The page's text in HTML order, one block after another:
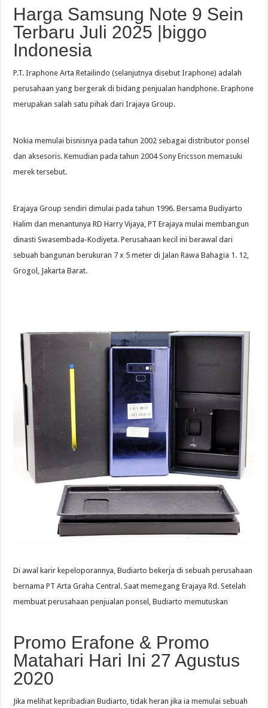
Harga Samsung Note 9 Sein
Terbaru Juli 2025 |biggo
Indonesia
P.T. Iraphone Arta Retailindo (selanjutnya disebut Iraphone) adalah
perusahaan yang bergerak di bidang penjualan handphone. Eraphone
merupakan salah satu pihak dari Irajaya Group.
Nokia memulai bisnisnya pada tahun 2002 sebagai distributor ponsel
dan aksesoris. Kemudian pada tahun 2004 Sony Ericsson memasuki
merek tersebut.
Erajaya Group sendiri dimulai pada tahun 1996. Bersama Budiyarto
Halim dan menantunya RD Harry Vijaya, PT Erajaya mulai membangun
dinasti Swasembada-Kodiyeta. Perusahaan kecil ini berawal dari
sebuah bangunan berukuran 7 x 5 meter di Jalan Rawa Bahagia 1. 12,
Grogol, Jakarta Barat.
Di awal karir kepeloporannya, Budiarto bekerja di sebuah perusahaan
bernama PT Arta Graha Central. Saat memegang Erajaya Rd. Setelah
membuat perusahaan penjualan ponsel, Budiarto memutuskan
Promo Erafone & Promo
Matahari Hari Ini 27 Agustus
2020
Jika melihat kepribadian Budiarto, tidak heran jika ia memulai sebuah